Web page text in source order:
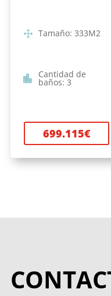
Tamaño: 333M2
Cantidad de
baños: 3
699.115€